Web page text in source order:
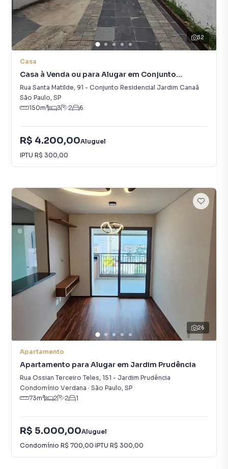
32
Casa
Casa à Venda ou para Alugar em Conjunto
Residencial Jardim Canaã
Rua Santa Matilde, 91 - Conjunto Residencial Jardim Canaã
São Paulo, SP
150m² 3 2 6
R$ 4.200,00Aluguel
IPTU R$ 300,00
26
Apartamento
Apartamento para Alugar em Jardim Prudência
Rua Ossian Terceiro Teles, 151 - Jardim Prudência
Condomínio Verdana · São Paulo, SP
73m² 2 2 1
R$ 5.000,00Aluguel
Condomínio R$ 700,00·IPTU R$ 300,00